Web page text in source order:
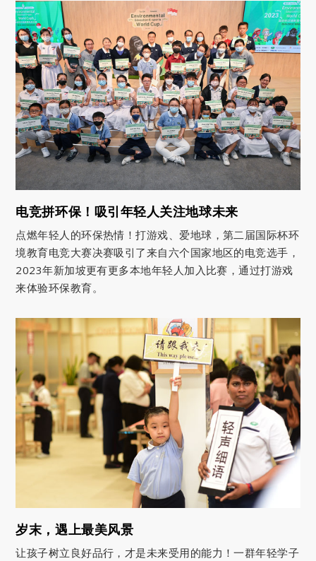
电竞拼环保！吸引年轻人关注地球未来
点燃年轻人的环保热情！打游戏、爱地球，第二届国际杯环
境教育电竞大赛决赛吸引了来自六个国家地区的电竞选手，
2023年新加坡更有更多本地年轻人加入比赛，通过打游戏
来体验环保教育。
岁末，遇上最美风景
让孩子树立良好品行，才是未来受用的能力！一群年轻学子